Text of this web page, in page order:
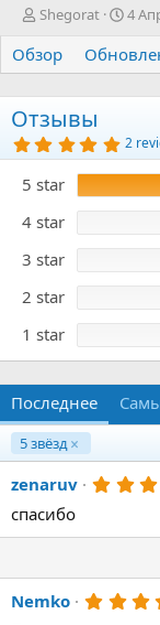
А
т
о
р
Shegorat
Д
т
а
с
д
а
н
и
я
4
Обзор
Отзывы
5
.
0
0
з
ё
з
2
5 star
4 star
3 star
2 star
1 star
Последнее
5 звёзд
zenaruv
спасибо
Nemko